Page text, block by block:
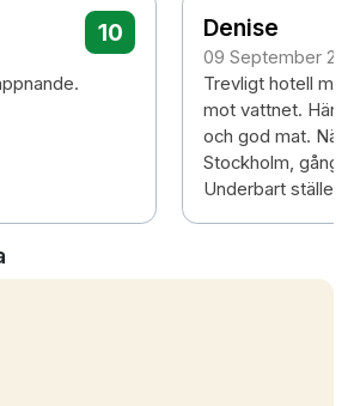
en avgift
en avgift
parkering
till Arlanda flygplats
10 Denise
09 September
Trevligt hotell
mot vattnet.
och god mat.
Stockholm,
Underbart ställe